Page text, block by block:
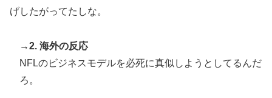
げしたがってたしな。
→2. 海外の反応
NFLのビジネスモデルを必死に真似しようとしてるんだ
ろ。